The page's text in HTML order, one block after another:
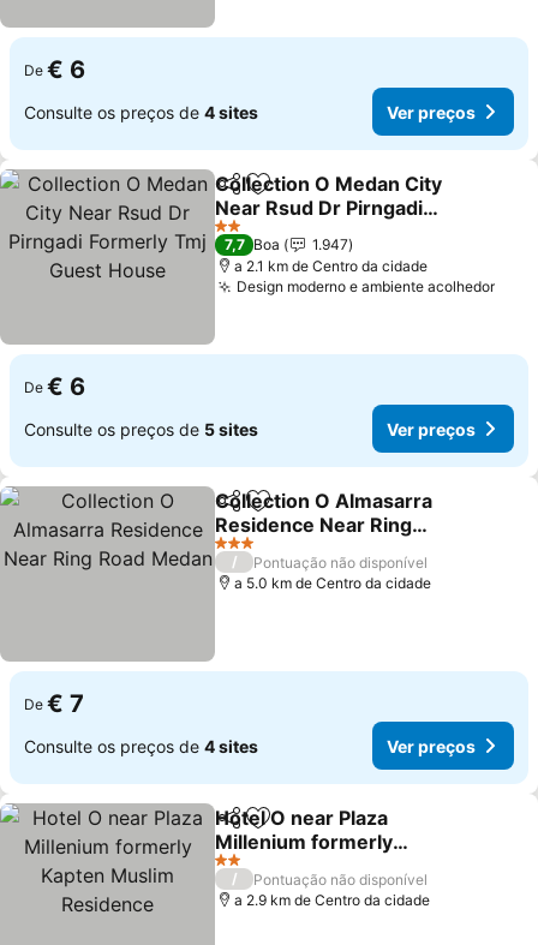
De € 6
Consulte os preços de 4 sites Ver preços
PartilharAdicionar aos favoritos
Collection O Medan City
Near Rsud Dr Pirngadi
Formerly Tmj Guest
House
Ver preços
2 Estrelas
7,7 Boa
1.947
a 2.1 km de Centro da cidade
Design moderno e ambiente acolhedorVer
De € 6
Consulte os preços de 5 sites Ver preços
PartilharAdicionar aos favoritos
Collection O Almasarra
Residence Near Ring
Road Medan
Ver preços
3 Estrelas
/
Pontuação não disponível
a 5.0 km de Centro da cidade
De € 7
Consulte os preços de 4 sites Ver preços
PartilharAdicionar aos favoritos
Hotel O near Plaza
Millenium formerly
Kapten Muslim Residence
Ver preços
2 Estrelas
/
Pontuação não disponível
a 2.9 km de Centro da cidade